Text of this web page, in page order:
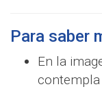
Para saber
En la